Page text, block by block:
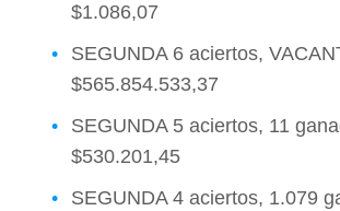
$1.086,07
SEGUNDA 6 aciertos,
$565.854.533,37
SEGUNDA 5 aciertos, 11
$530.201,45
SEGUNDA 4 aciertos, 1.079